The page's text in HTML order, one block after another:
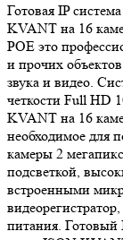
Готовая IP
KVANT на 16
POE это
и прочих объектов
звука и видео.
четкости Full HD
KVANT на 16
необходимое для
камеры 2
подсветкой,
встроенными
питания. Готовый